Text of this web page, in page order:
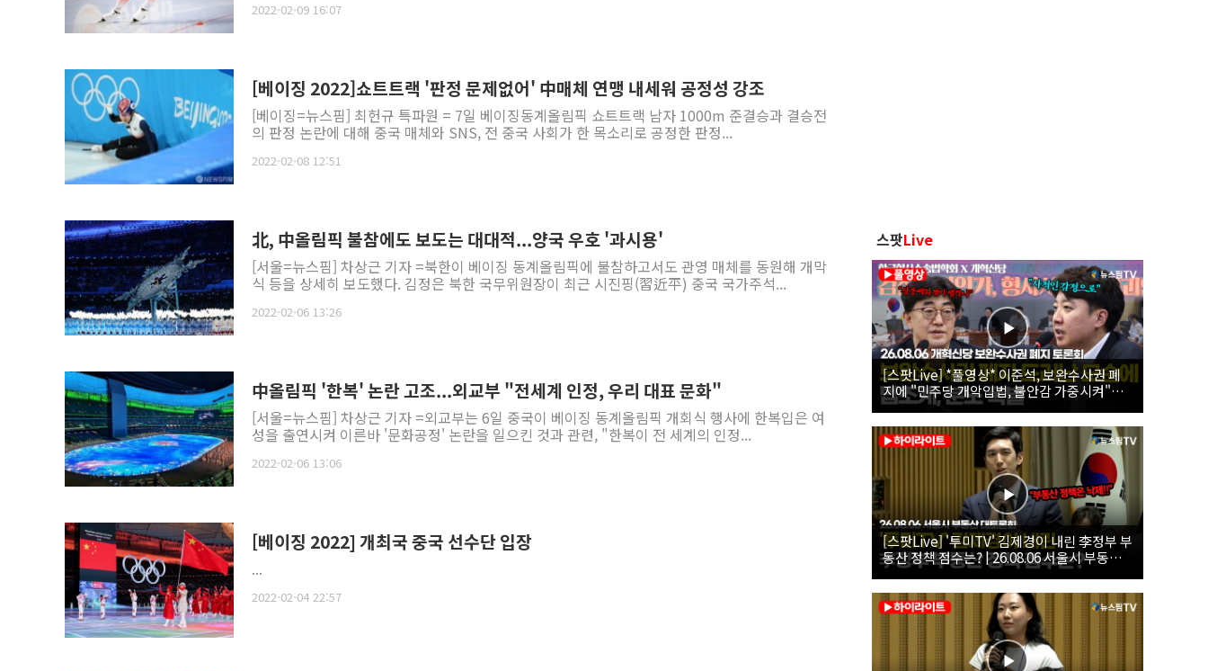
2022-02-09 16:07
[베이징 2022]쇼트트랙 '판정 문제없어' 中매체 연맹 내세워 공정성 강조
[베이징=뉴스핌] 최헌규 특파원 = 7일 베이징동계올림픽 쇼트트랙 남자 1000m 준결승과 결승전
의 판정 논란에 대해 중국 매체와 SNS, 전 중국 사회가 한 목소리로 공정한 판정...
2022-02-08 12:51
北, 中올림픽 불참에도 보도는 대대적...양국 우호 '과시용'
[서울=뉴스핌] 차상근 기자 =북한이 베이징 동계올림픽에 불참하고서도 관영 매체를 동원해 개막
식 등을 상세히 보도했다. 김정은 북한 국무위원장이 최근 시진핑(習近平) 중국 국가주석...
2022-02-06 13:26
中올림픽 '한복' 논란 고조...외교부 "전세계 인정, 우리 대표 문화"
[서울=뉴스핌] 차상근 기자 =외교부는 6일 중국이 베이징 동계올림픽 개회식 행사에 한복입은 여
성을 출연시켜 이른바 '문화공정' 논란을 일으킨 것과 관련, "한복이 전 세계의 인정...
2022-02-06 13:06
[베이징 2022] 개최국 중국 선수단 입장
...
2022-02-04 22:57
스팟Live
[스팟Live] *풀영상* 이준석, 보완수사권 폐
지에 "민주당 개악입법, 불안감 가중시켜"｜
26.08.06 개혁신당 보완수사권 폐지 토론회
[스팟Live] '투미TV' 김제경이 내린 李정부 부
동산 정책 점수는? | 26.08.06 서울시 부동산
대토론회